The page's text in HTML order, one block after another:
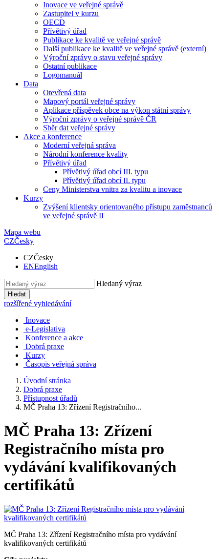
Inovace ve veřejné správě
Zastupitel v kurzu
OECD
Přívětivý úřad
Publikace ke kvalitě ve veřejné správě
Další publikace ke kvalitě ve veřejné správě (externí)
Výroční zprávy o stavu veřejné správy
Ostatní publikace
Logomanuál
Data
Otevřená data
Mapový portál veřejné správy
Aplikace příspěvek obce na výkon státní správy
Výroční zprávy o veřejné správě ČR
Sběr dat veřejné správy
Akce a konference
Moderní veřejná správa
Národní konference kvality
Přívětivý úřad
Přívětivý úřad obcí III. typu
Přívětivý úřad obcí II. typu
Ceny Ministerstva vnitra za kvalitu a inovace
Kurzy
Zvýšení klientsky orientovaného přístupu zaměstnanců
ve veřejné správě II
Mapa webu
CZČesky
CZČesky
ENEnglish
Hledaný výraz
Hledat
rozšířené vyhledávání
Inovace
e-Legislativa
Konference a akce
Dobrá praxe
Kurzy
Časopis veřejná správa
Úvodní stránka
Dobrá praxe
Přístupnost úřadů
MČ Praha 13: Zřízení Registračního...
MČ Praha 13: Zřízení
Registračního místa pro
vydávání kvalifikovaných
certifikátů
MČ Praha 13: Zřízení Registračního místa pro vydávání
kvalifikovaných certifikátů